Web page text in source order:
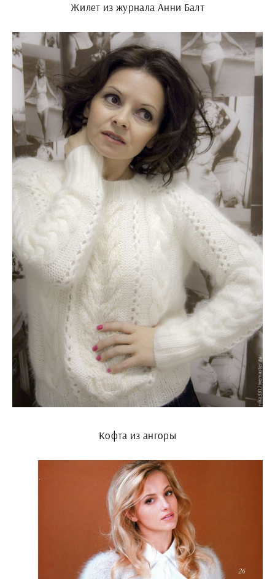
Жилет из журнала Анни Балт
Кофта из ангоры